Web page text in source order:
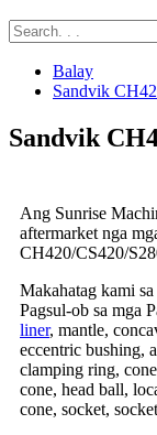
Balay
Sandvik
Sandvik
Ang Sunrise
aftermarket nga
CH420/CS420/
Makahatag kami
Pagsul-ob sa mga
liner, mantle,
eccentric bushing,
clamping ring,
cone, head ball,
cone, socket,